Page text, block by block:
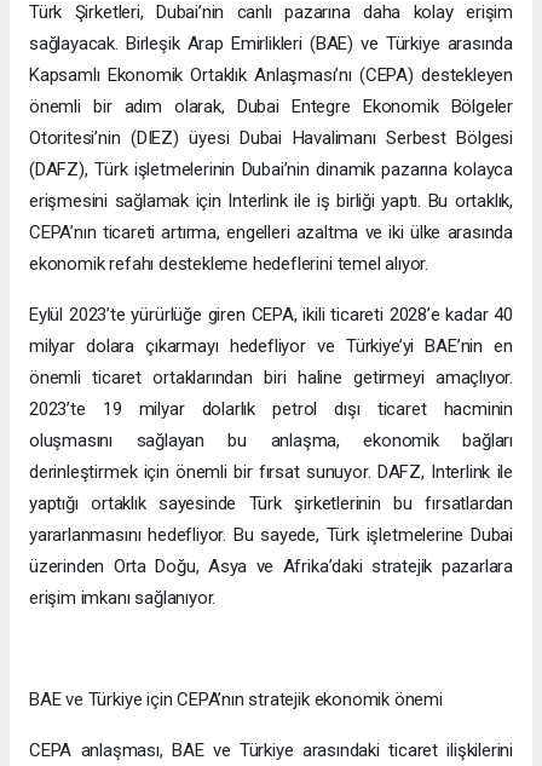
Türk Şirketleri, Dubai’nin canlı pazarına daha kolay erişim
sağlayacak. Birleşik Arap Emirlikleri (BAE) ve Türkiye arasında
Kapsamlı Ekonomik Ortaklık Anlaşması’nı (CEPA) destekleyen
önemli bir adım olarak, Dubai Entegre Ekonomik Bölgeler
Otoritesi’nin (DIEZ) üyesi Dubai Havalimanı Serbest Bölgesi
(DAFZ), Türk işletmelerinin Dubai’nin dinamik pazarına kolayca
erişmesini sağlamak için Interlink ile iş birliği yaptı. Bu ortaklık,
CEPA’nın ticareti artırma, engelleri azaltma ve iki ülke arasında
ekonomik refahı destekleme hedeflerini temel alıyor.
Eylül 2023’te yürürlüğe giren CEPA, ikili ticareti 2028’e kadar 40
milyar dolara çıkarmayı hedefliyor ve Türkiye’yi BAE’nin en
önemli ticaret ortaklarından biri haline getirmeyi amaçlıyor.
2023’te 19 milyar dolarlık petrol dışı ticaret hacminin
oluşmasını sağlayan bu anlaşma, ekonomik bağları
derinleştirmek için önemli bir fırsat sunuyor. DAFZ, Interlink ile
yaptığı ortaklık sayesinde Türk şirketlerinin bu fırsatlardan
yararlanmasını hedefliyor. Bu sayede, Türk işletmelerine Dubai
üzerinden Orta Doğu, Asya ve Afrika’daki stratejik pazarlara
erişim imkanı sağlanıyor.
BAE ve Türkiye için CEPA’nın stratejik ekonomik önemi
CEPA anlaşması, BAE ve Türkiye arasındaki ticaret ilişkilerini